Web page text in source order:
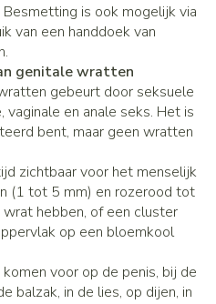
is ook mogelijk via
van een handdoek van
genitale wratten
gebeurt door seksuele
en anale seks. Het is
bent, maar geen wratten
zichtbaar voor het menselijk
(1 tot 5 mm) en rozerood tot
wrat hebben, of een cluster
op een bloemkool
voor op de penis, bij de
balzak, in de lies, op dijen, in